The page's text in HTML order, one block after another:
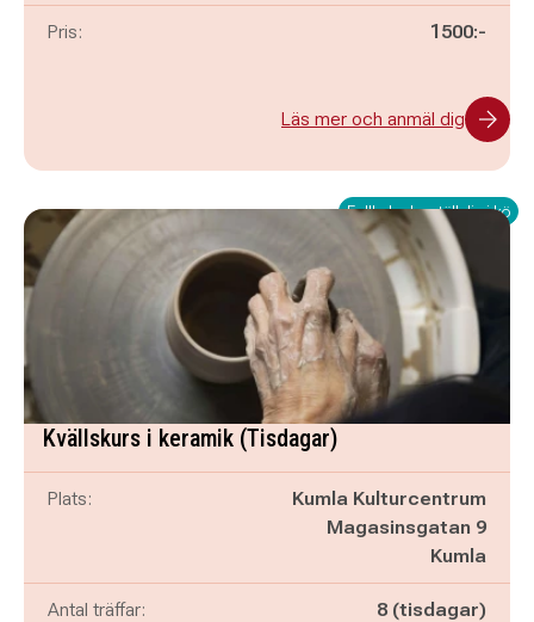
Pris: 1500:-
Läs mer och anmäl dig
Fullbokad – ställ dig i kö
Kvällskurs i keramik (Tisdagar)
Plats:
Kumla Kulturcentrum
Magasinsgatan 9
Kumla
Antal träffar: 8 (tisdagar)